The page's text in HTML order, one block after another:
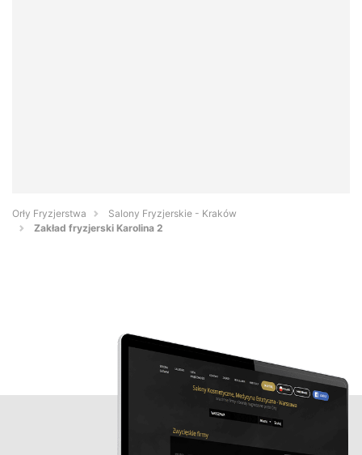
Orły Fryzjerstwa
Salony Fryzjerskie - Kraków
Zakład fryzjerski Karolina 2